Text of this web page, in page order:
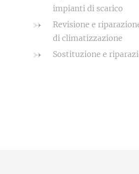
impianti di scarico
Revisione e
di climatizzazione
Sostituzione e